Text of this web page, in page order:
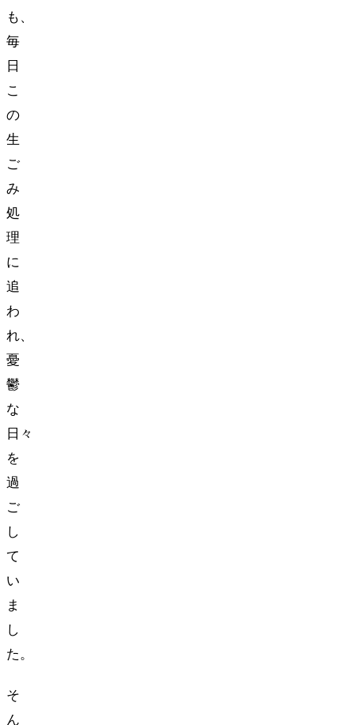
も、
毎
日
こ
の
生
ご
み
処
理
に
追
わ
れ、
憂
鬱
な
日々
を
過
ご
し
て
い
ま
し
た。
そ
ん